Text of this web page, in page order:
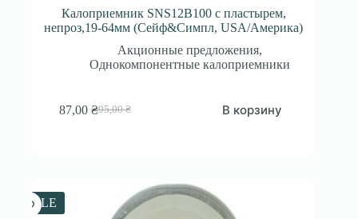
Калоприемник SNS12B100 с пластырем,
непроз,19-64мм (Сейф&Симпл, USA/Америка)
Акционные предложения,
Однокомпонентные калоприемники
95,00₴
Первоначальная
87,00 ₴Текущая
В корзину
SALE